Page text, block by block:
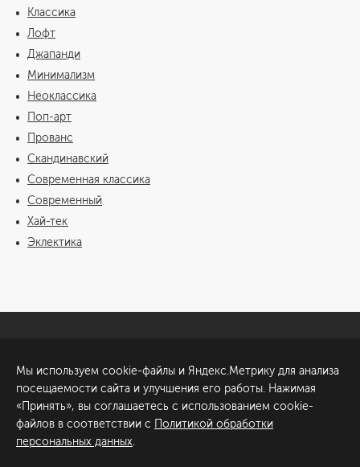
Классика
Лофт
Джапанди
Минимализм
Неоклассика
Поп-арт
Прованс
Скандинавский
Современная классика
Современный
Хай-тек
Эклектика
Обсудить проект
ул. Академика Павлова, 6
к1
+7 (812) 200-95-55
Мы используем cookie-файлы и Яндекс.Метрику для анализа
посещаемости сайта и улучшения его работы. Нажимая
«Принять», вы соглашаетесь с использованием cookie-
файлов в соответствии с Политикой обработки
персональных данных.